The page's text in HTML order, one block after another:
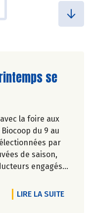
se
la foire aux
du 9 au
par
de saison,
engagés
LIRE LA SUITEDE